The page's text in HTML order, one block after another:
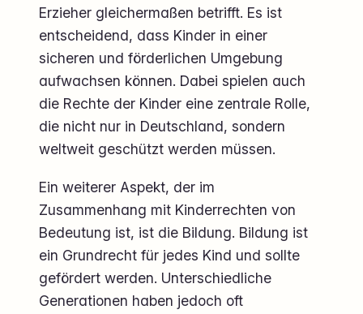
Erzieher gleichermaßen betrifft. Es ist
entscheidend, dass Kinder in einer
sicheren und förderlichen Umgebung
aufwachsen können. Dabei spielen auch
die Rechte der Kinder eine zentrale Rolle,
die nicht nur in Deutschland, sondern
weltweit geschützt werden müssen.
Ein weiterer Aspekt, der im
Zusammenhang mit Kinderrechten von
Bedeutung ist, ist die Bildung. Bildung ist
ein Grundrecht für jedes Kind und sollte
gefördert werden. Unterschiedliche
Generationen haben jedoch oft